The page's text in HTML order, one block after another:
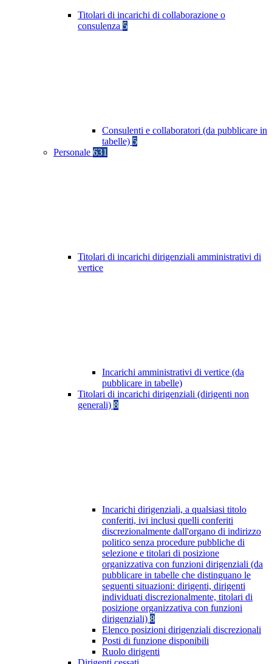
Titolari di incarichi di collaborazione o
consulenza 5
Consulenti e collaboratori (da pubblicare in
tabelle) 5
Personale 631
Titolari di incarichi dirigenziali amministrativi di
vertice
Incarichi amministrativi di vertice (da
pubblicare in tabelle)
Titolari di incarichi dirigenziali (dirigenti non
generali) 8
Incarichi dirigenziali, a qualsiasi titolo
conferiti, ivi inclusi quelli conferiti
discrezionalmente dall'organo di indirizzo
politico senza procedure pubbliche di
selezione e titolari di posizione
organizzativa con funzioni dirigenziali (da
pubblicare in tabelle che distinguano le
seguenti situazioni: dirigenti, dirigenti
individuati discrezionalmente, titolari di
posizione organizzativa con funzioni
dirigenziali) 8
Elenco posizioni dirigenziali discrezionali
Posti di funzione disponibili
Ruolo dirigenti